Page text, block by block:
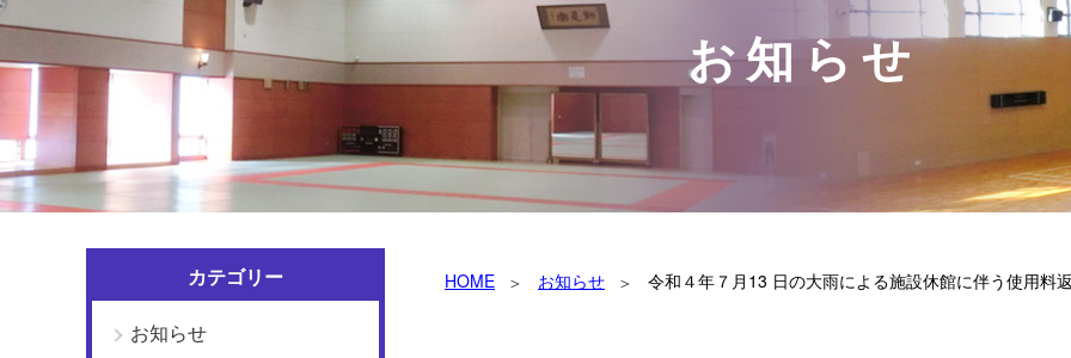
お知らせ
HOME お知らせ 令和４年７月13 日の大雨による施設休館に伴う使用料
カテゴリー
お知らせ